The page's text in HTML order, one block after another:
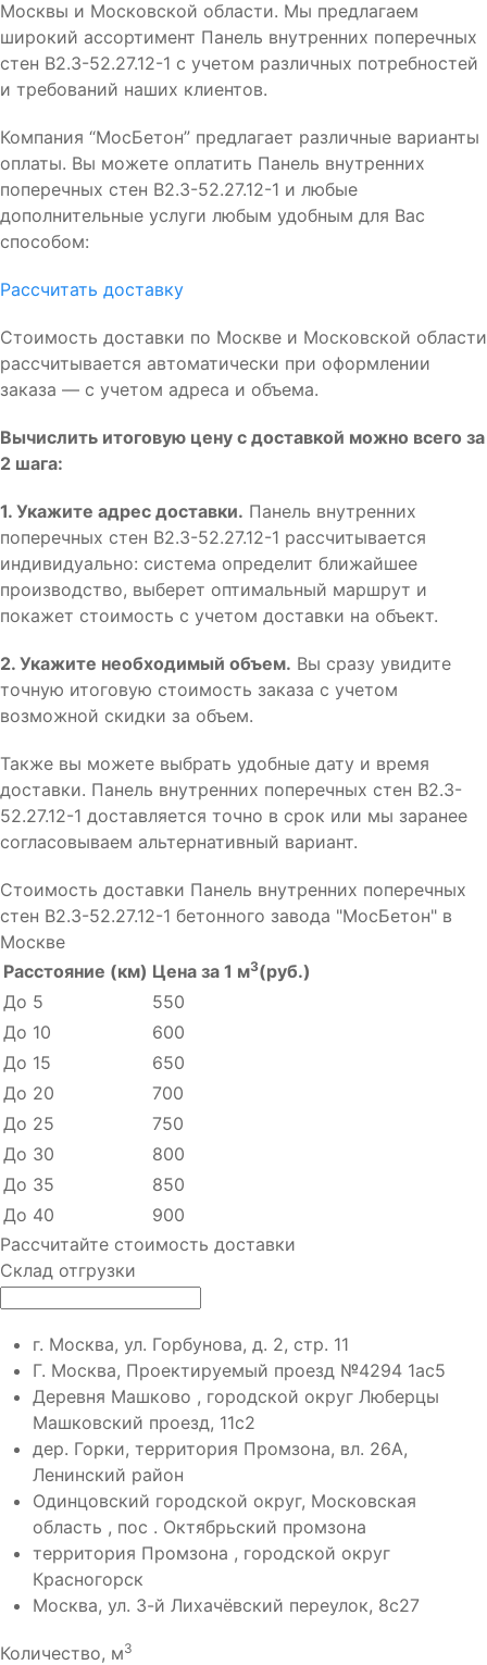
Москвы и Московской области. Мы предлагаем
широкий ассортимент Панель внутренних поперечных
стен В2.3-52.27.12-1 с учетом различных потребностей
и требований наших клиентов.
Компания “МосБетон” предлагает различные варианты
оплаты. Вы можете оплатить Панель внутренних
поперечных стен В2.3-52.27.12-1 и любые
дополнительные услуги любым удобным для Вас
способом:
Рассчитать доставку
Стоимость доставки по Москве и Московской области
рассчитывается автоматически при оформлении
заказа — с учетом адреса и объема.
Вычислить итоговую цену с доставкой можно всего за
2 шага:
1. Укажите адрес доставки. Панель внутренних
поперечных стен В2.3-52.27.12-1 рассчитывается
индивидуально: система определит ближайшее
производство, выберет оптимальный маршрут и
покажет стоимость с учетом доставки на объект.
2. Укажите необходимый объем. Вы сразу увидите
точную итоговую стоимость заказа с учетом
возможной скидки за объем.
Также вы можете выбрать удобные дату и время
доставки. Панель внутренних поперечных стен В2.3-
52.27.12-1 доставляется точно в срок или мы заранее
согласовываем альтернативный вариант.
Стоимость доставки Панель внутренних поперечных
стен В2.3-52.27.12-1 бетонного завода "МосБетон" в
Москве
Расстояние (км) Цена за 1 м3(руб.)
До 5
550
До 10
600
До 15
650
До 20
700
До 25
750
До 30
800
До 35
850
До 40
900
Рассчитайте стоимость доставки
Склад отгрузки
г. Москва, ул. Горбунова, д. 2, стр. 11
Г. Москва, Проектируемый проезд №4294 1ас5
Деревня Машково , городской округ Люберцы
Машковский проезд, 11с2
дер. Горки, территория Промзона, вл. 26А,
Ленинский район
Одинцовский городской округ, Московская
область , пос . Октябрьский промзона
территория Промзона , городской округ
Красногорск
Москва, ул. 3-й Лихачёвский переулок, 8с27
Количество, м3